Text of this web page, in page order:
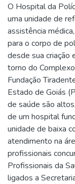
O Hospital da
uma unidade de
assistência
para o corpo de
desde sua criação
torno do
Fundação
Estado de Goiás
de saúde são
de um hospital
unidade de baixa
atendimento na
profissionais
Profissionais da
ligados a